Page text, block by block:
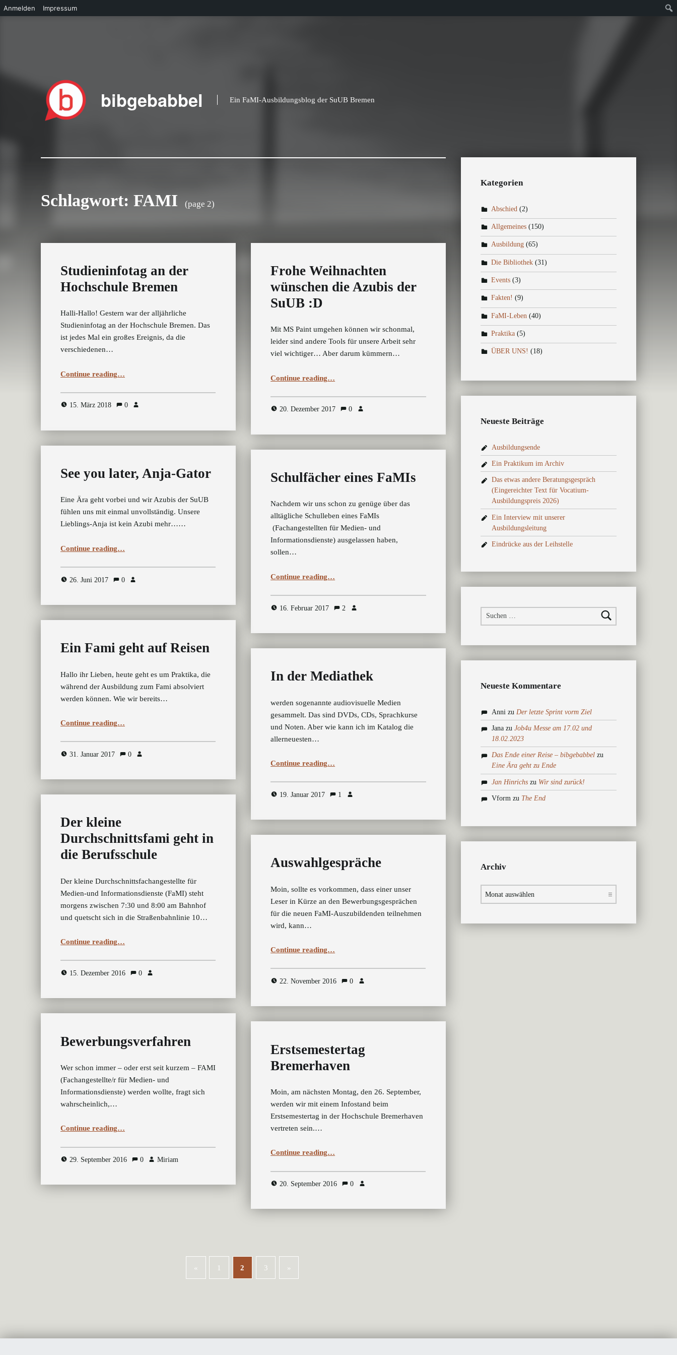
Anmelden Impressum
Skip to main navigation
Skip to main content
Skip to footer
bibgebabbel Ein FaMI-Ausbildungsblog der SuUB Bremen
Schlagwort: FAMI (page 2)
Studieninfotag an der
Hochschule Bremen
Halli-Hallo! Gestern war der alljährliche
Studieninfotag an der Hochschule Bremen. Das
ist jedes Mal ein großes Ereignis, da die
verschiedenen…
Continue reading…
15. März 2018 0
Frohe Weihnachten
wünschen die Azubis der
SuUB :D
Mit MS Paint umgehen können wir schonmal,
leider sind andere Tools für unsere Arbeit sehr
viel wichtiger… Aber darum kümmern…
Continue reading…
20. Dezember 2017 0
See you later, Anja-Gator
Eine Ära geht vorbei und wir Azubis der SuUB
fühlen uns mit einmal unvollständig. Unsere
Lieblings-Anja ist kein Azubi mehr……
Continue reading…
26. Juni 2017 0
Schulfächer eines FaMIs
Nachdem wir uns schon zu genüge über das
alltägliche Schulleben eines FaMIs
(Fachangestellten für Medien- und
Informationsdienste) ausgelassen haben,
sollen…
Continue reading…
16. Februar 2017 2
Ein Fami geht auf Reisen
Hallo ihr Lieben, heute geht es um Praktika, die
während der Ausbildung zum Fami absolviert
werden können. Wie wir bereits…
Continue reading…
31. Januar 2017 0
In der Mediathek
werden sogenannte audiovisuelle Medien
gesammelt. Das sind DVDs, CDs, Sprachkurse
und Noten. Aber wie kann ich im Katalog die
allerneuesten…
Continue reading…
19. Januar 2017 1
Der kleine
Durchschnittsfami geht in
die Berufsschule
Der kleine Durchschnittsfachangestellte für
Medien-und Informationsdienste (FaMI) steht
morgens zwischen 7:30 und 8:00 am Bahnhof
und quetscht sich in die Straßenbahnlinie 10…
Continue reading…
15. Dezember 2016 0
Auswahlgespräche
Moin, sollte es vorkommen, dass einer unser
Leser in Kürze an den Bewerbungsgesprächen
für die neuen FaMI-Auszubildenden teilnehmen
wird, kann…
Continue reading…
22. November 2016 0
Bewerbungsverfahren
Wer schon immer – oder erst seit kurzem – FAMI
(Fachangestellte/r für Medien- und
Informationsdienste) werden wollte, fragt sich
wahrscheinlich,…
Continue reading…
29. September 2016 0 Miriam
Erstsemestertag
Bremerhaven
Moin, am nächsten Montag, den 26. September,
werden wir mit einem Infostand beim
Erstsemestertag in der Hochschule Bremerhaven
vertreten sein.…
Continue reading…
20. September 2016 0
« 1 2 3 Next page
»
Kategorien
Abschied (2)
Allgemeines(150)
Ausbildung(65)
Die Bibliothek(31)
Events(3)
Fakten! (9)
FaMI-Leben (40)
Praktika(5)
ÜBER UNS! (18)
Neueste Beiträge
Ausbildungsende
Ein Praktikum im Archiv
Das etwas andere Beratungsgespräch
(Eingereichter Text für Vocatium-
Ausbildungspreis 2026)
Ein Interview mit unserer
Ausbildungsleitung
Eindrücke aus der Leihstelle
Suchen nach:
Neueste Kommentare
Anni zu Der letzte Sprint vorm Ziel
Jana zuJob4u Messe am 17.02 und
18.02.2023
Das Ende einer Reise – bibgebabbel zu
Eine Ära geht zu Ende
Jan Hinrichs zu Wir sind zurück!
Vform zu The End
Archiv
Archiv